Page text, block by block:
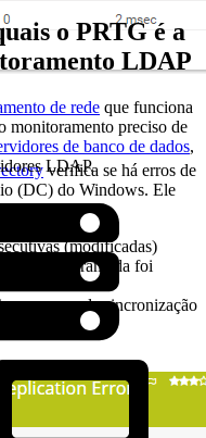
verifica se há erros de
(DC) do Windows. Ele
(modificadas)
programada foi
e sucesso da sincronização
o PRTG é a
LDAP
de rede que funciona
monitoramento preciso de
de banco de dados,
LDAP.